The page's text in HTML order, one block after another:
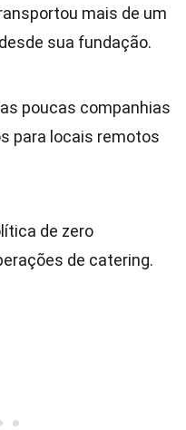
mais de um
sua fundação.
poucas companhias
para locais remotos
de zero
de catering.